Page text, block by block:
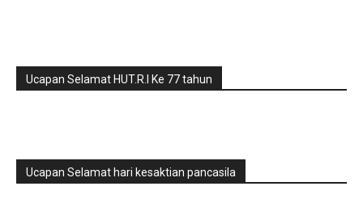
Ucapan Selamat HUT.R.I Ke 77 tahun
Ucapan Selamat hari kesaktian pancasila